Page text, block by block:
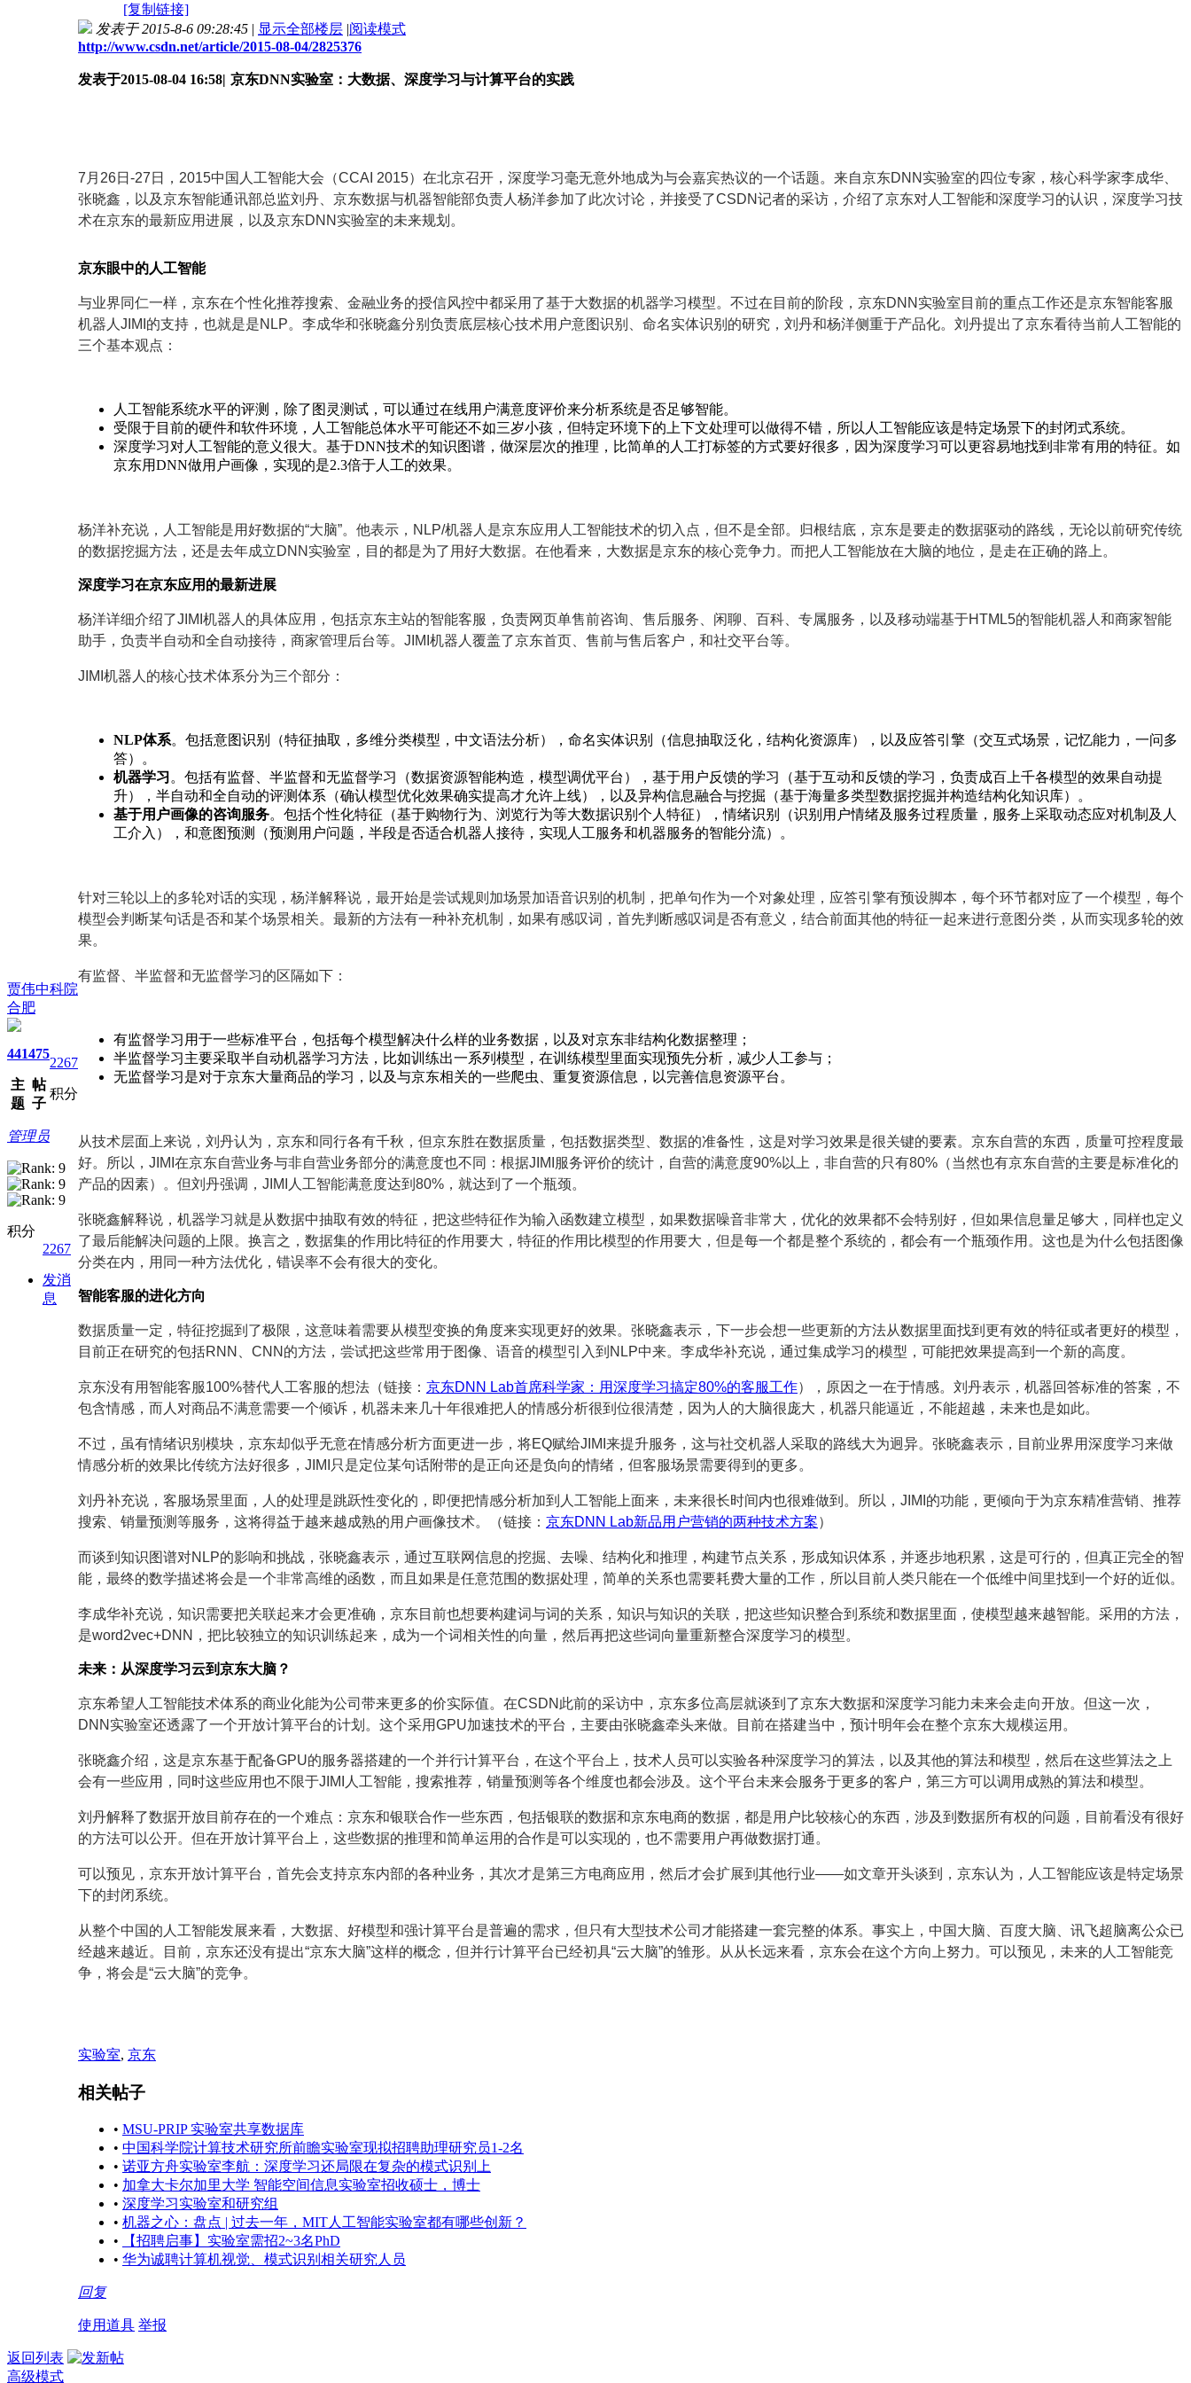
[复制链接]
贾伟中科院
合肥
441
主
题
475
帖
子
2267
积分
管理员
积分
2267
发消
息
发表于 2015-8-6 09:28:45 | 显示全部楼层 |阅读模式
http://www.csdn.net/article/2015-08-04/2825376
京东DNN实验室：大数据、深度学习与计算平台的实践
发表于2015-08-04 16:58|
7月26日-27日，2015中国人工智能大会（CCAI 2015）在北京召开，深度学习毫无意外地成为与会嘉宾热议的一个话题。来自京东DNN实验室的四位专家，核心科学家李成华、
张晓鑫，以及京东智能通讯部总监刘丹、京东数据与机器智能部负责人杨洋参加了此次讨论，并接受了CSDN记者的采访，介绍了京东对人工智能和深度学习的认识，深度学习技
术在京东的最新应用进展，以及京东DNN实验室的未来规划。
京东眼中的人工智能
与业界同仁一样，京东在个性化推荐搜索、金融业务的授信风控中都采用了基于大数据的机器学习模型。不过在目前的阶段，京东DNN实验室目前的重点工作还是京东智能客服
机器人JIMI的支持，也就是是NLP。李成华和张晓鑫分别负责底层核心技术用户意图识别、命名实体识别的研究，刘丹和杨洋侧重于产品化。刘丹提出了京东看待当前人工智能的
三个基本观点：
人工智能系统水平的评测，除了图灵测试，可以通过在线用户满意度评价来分析系统是否足够智能。
受限于目前的硬件和软件环境，人工智能总体水平可能还不如三岁小孩，但特定环境下的上下文处理可以做得不错，所以人工智能应该是特定场景下的封闭式系统。
深度学习对人工智能的意义很大。基于DNN技术的知识图谱，做深层次的推理，比简单的人工打标签的方式要好很多，因为深度学习可以更容易地找到非常有用的特征。如
京东用DNN做用户画像，实现的是2.3倍于人工的效果。
杨洋补充说，人工智能是用好数据的“大脑”。他表示，NLP/机器人是京东应用人工智能技术的切入点，但不是全部。归根结底，京东是要走的数据驱动的路线，无论以前研究传统
的数据挖掘方法，还是去年成立DNN实验室，目的都是为了用好大数据。在他看来，大数据是京东的核心竞争力。而把人工智能放在大脑的地位，是走在正确的路上。
深度学习在京东应用的最新进展
杨洋详细介绍了JIMI机器人的具体应用，包括京东主站的智能客服，负责网页单售前咨询、售后服务、闲聊、百科、专属服务，以及移动端基于HTML5的智能机器人和商家智能
助手，负责半自动和全自动接待，商家管理后台等。JIMI机器人覆盖了京东首页、售前与售后客户，和社交平台等。
JIMI机器人的核心技术体系分为三个部分：
NLP体系。包括意图识别（特征抽取，多维分类模型，中文语法分析），命名实体识别（信息抽取泛化，结构化资源库），以及应答引擎（交互式场景，记忆能力，一问多
答）。
机器学习 。包括有监督、半监督和无监督学习（数据资源智能构造，模型调优平台），基于用户反馈的学习（基于互动和反馈的学习，负责成百上千各模型的效果自动提
升），半自动和全自动的评测体系（确认模型优化效果确实提高才允许上线），以及异构信息融合与挖掘（基于海量多类型数据挖掘并构造结构化知识库）。
基于用户画像的咨询服务。包括个性化特征（基于购物行为、浏览行为等大数据识别个人特征），情绪识别（识别用户情绪及服务过程质量，服务上采取动态应对机制及人
工介入），和意图预测（预测用户问题，半段是否适合机器人接待，实现人工服务和机器服务的智能分流）。
针对三轮以上的多轮对话的实现，杨洋解释说，最开始是尝试规则加场景加语音识别的机制，把单句作为一个对象处理，应答引擎有预设脚本，每个环节都对应了一个模型，每个
模型会判断某句话是否和某个场景相关。最新的方法有一种补充机制，如果有感叹词，首先判断感叹词是否有意义，结合前面其他的特征一起来进行意图分类，从而实现多轮的效
果。
有监督、半监督和无监督学习的区隔如下：
有监督学习用于一些标准平台，包括每个模型解决什么样的业务数据，以及对京东非结构化数据整理；
半监督学习主要采取半自动机器学习方法，比如训练出一系列模型，在训练模型里面实现预先分析，减少人工参与；
无监督学习是对于京东大量商品的学习，以及与京东相关的一些爬虫、重复资源信息，以完善信息资源平台。
从技术层面上来说，刘丹认为，京东和同行各有千秋，但京东胜在数据质量，包括数据类型、数据的准备性，这是对学习效果是很关键的要素。京东自营的东西，质量可控程度最
好。所以，JIMI在京东自营业务与非自营业务部分的满意度也不同：根据JIMI服务评价的统计，自营的满意度90%以上，非自营的只有80%（当然也有京东自营的主要是标准化的
产品的因素）。但刘丹强调，JIMI人工智能满意度达到80%，就达到了一个瓶颈。
张晓鑫解释说，机器学习就是从数据中抽取有效的特征，把这些特征作为输入函数建立模型，如果数据噪音非常大，优化的效果都不会特别好，但如果信息量足够大，同样也定义
了最后能解决问题的上限。换言之，数据集的作用比特征的作用要大，特征的作用比模型的作用要大，但是每一个都是整个系统的，都会有一个瓶颈作用。这也是为什么包括图像
分类在内，用同一种方法优化，错误率不会有很大的变化。
智能客服的进化方向
数据质量一定，特征挖掘到了极限，这意味着需要从模型变换的角度来实现更好的效果。张晓鑫表示，下一步会想一些更新的方法从数据里面找到更有效的特征或者更好的模型，
目前正在研究的包括RNN、CNN的方法，尝试把这些常用于图像、语音的模型引入到NLP中来。李成华补充说，通过集成学习的模型，可能把效果提高到一个新的高度。
京东没有用智能客服100%替代人工客服的想法（链接： 京东DNN Lab首席科学家：用深度学习搞定80%的客服工作），原因之一在于情感。刘丹表示，机器回答标准的答案，不
包含情感，而人对商品不满意需要一个倾诉，机器未来几十年很难把人的情感分析很到位很清楚，因为人的大脑很庞大，机器只能逼近，不能超越，未来也是如此。
不过，虽有情绪识别模块，京东却似乎无意在情感分析方面更进一步，将EQ赋给JIMI来提升服务，这与社交机器人采取的路线大为迥异。张晓鑫表示，目前业界用深度学习来做
情感分析的效果比传统方法好很多，JIMI只是定位某句话附带的是正向还是负向的情绪，但客服场景需要得到的更多。
刘丹补充说，客服场景里面，人的处理是跳跃性变化的，即便把情感分析加到人工智能上面来，未来很长时间内也很难做到。所以，JIMI的功能，更倾向于为京东精准营销、推荐
搜索、销量预测等服务，这将得益于越来越成熟的用户画像技术。（链接： 京东DNN Lab新品用户营销的两种技术方案）
而谈到知识图谱对NLP的影响和挑战，张晓鑫表示，通过互联网信息的挖掘、去噪、结构化和推理，构建节点关系，形成知识体系，并逐步地积累，这是可行的，但真正完全的智
能，最终的数学描述将会是一个非常高维的函数，而且如果是任意范围的数据处理，简单的关系也需要耗费大量的工作，所以目前人类只能在一个低维中间里找到一个好的近似。
李成华补充说，知识需要把关联起来才会更准确，京东目前也想要构建词与词的关系，知识与知识的关联，把这些知识整合到系统和数据里面，使模型越来越智能。采用的方法，
是word2vec+DNN，把比较独立的知识训练起来，成为一个词相关性的向量，然后再把这些词向量重新整合深度学习的模型。
未来：从深度学习云到京东大脑？
京东希望人工智能技术体系的商业化能为公司带来更多的价实际值。在CSDN此前的采访中，京东多位高层就谈到了京东大数据和深度学习能力未来会走向开放。但这一次，
DNN实验室还透露了一个开放计算平台的计划。这个采用GPU加速技术的平台，主要由张晓鑫牵头来做。目前在搭建当中，预计明年会在整个京东大规模运用。
张晓鑫介绍，这是京东基于配备GPU的服务器搭建的一个并行计算平台，在这个平台上，技术人员可以实验各种深度学习的算法，以及其他的算法和模型，然后在这些算法之上
会有一些应用，同时这些应用也不限于JIMI人工智能，搜索推荐，销量预测等各个维度也都会涉及。这个平台未来会服务于更多的客户，第三方可以调用成熟的算法和模型。
刘丹解释了数据开放目前存在的一个难点：京东和银联合作一些东西，包括银联的数据和京东电商的数据，都是用户比较核心的东西，涉及到数据所有权的问题，目前看没有很好
的方法可以公开。但在开放计算平台上，这些数据的推理和简单运用的合作是可以实现的，也不需要用户再做数据打通。
可以预见，京东开放计算平台，首先会支持京东内部的各种业务，其次才是第三方电商应用，然后才会扩展到其他行业——如文章开头谈到，京东认为，人工智能应该是特定场景
下的封闭系统。
从整个中国的人工智能发展来看，大数据、好模型和强计算平台是普遍的需求，但只有大型技术公司才能搭建一套完整的体系。事实上，中国大脑、百度大脑、讯飞超脑离公众已
经越来越近。目前，京东还没有提出“京东大脑”这样的概念，但并行计算平台已经初具“云大脑”的雏形。从从长远来看，京东会在这个方向上努力。可以预见，未来的人工智能竞
争，将会是“云大脑”的竞争。
实验室, 京东
相关帖子
• MSU-PRIP 实验室共享数据库
• 中国科学院计算技术研究所前瞻实验室现拟招聘助理研究员1-2名
• 诺亚方舟实验室李航：深度学习还局限在复杂的模式识别上
• 加拿大卡尔加里大学 智能空间信息实验室招收硕士，博士
• 深度学习实验室和研究组
• 机器之心：盘点 | 过去一年，MIT人工智能实验室都有哪些创新？
•
【招聘启事】实验室需招2~3名PhD
• 华为诚聘计算机视觉、模式识别相关研究人员
回复
使用道具 举报
返回列表
高级模式